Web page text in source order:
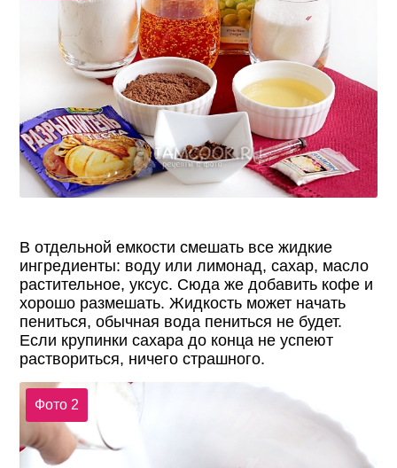
В отдельной емкости смешать все жидкие
ингредиенты: воду или лимонад, сахар, масло
растительное, уксус. Сюда же добавить кофе и
хорошо размешать. Жидкость может начать
пениться, обычная вода пениться не будет.
Если крупинки сахара до конца не успеют
раствориться, ничего страшного.
Фото 2